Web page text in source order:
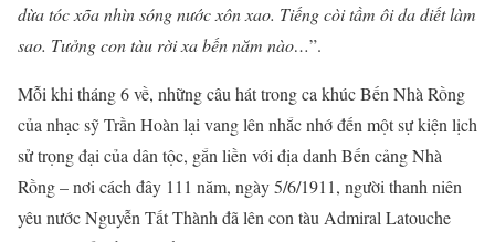
dừa tóc xõa nhìn sóng nước xôn xao. Tiếng còi tầm ôi da diết làm
sao. Tưởng con tàu rời xa bến năm nào…”.
Mỗi khi tháng 6 về, những câu hát trong ca khúc Bến Nhà Rồng
của nhạc sỹ Trần Hoàn lại vang lên nhắc nhớ đến một sự kiện lịch
sử trọng đại của dân tộc, gắn liền với địa danh Bến cảng Nhà
Rồng – nơi cách đây 111 năm, ngày 5/6/1911, người thanh niên
yêu nước Nguyễn Tất Thành đã lên con tàu Admiral Latouche